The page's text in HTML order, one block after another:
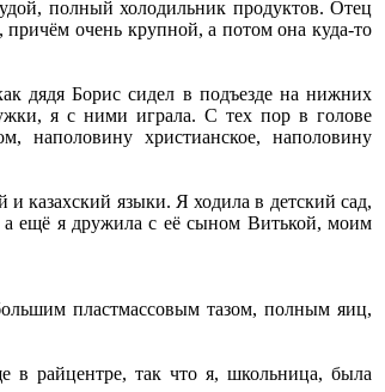
полный холодильник продуктов. Отец
причём очень крупной, а потом она куда-то
дядя Борис сидел в подъезде на нижних
я с ними играла. С тех пор в голове
наполовину христианское, наполовину
и казахский языки. Я ходила в детский сад,
а ещё я дружила с её сыном Витькой, моим
пластмассовым тазом, полным яиц,
в райцентре, так что я, школьница, была